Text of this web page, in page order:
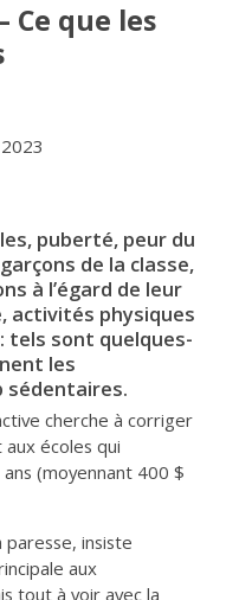
Ce que les
puberté, peur du
de la classe,
à l’égard de leur
activités physiques
tels sont quelques-
les
sédentaires.
cherche à corriger
écoles qui
(moyennant 400 $
paresse, insiste
aux
tout à voir avec la